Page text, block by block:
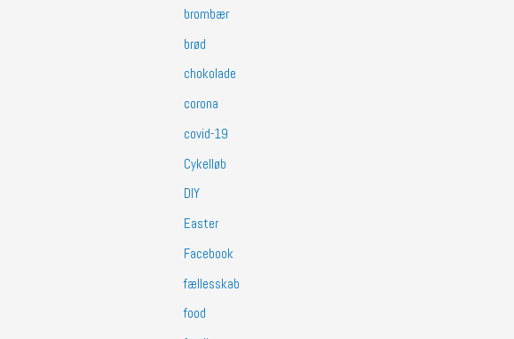
brombær
brød
chokolade
corona
covid-19
Cykelløb
DIY
Easter
Facebook
fællesskab
food